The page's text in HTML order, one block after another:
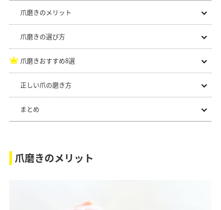
爪磨きのメリット
爪磨きの選び方
爪磨きおすすめ8選
正しい爪の磨き方
まとめ
爪磨きのメリット